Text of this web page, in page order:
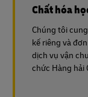
Chất hóa
Chúng tôi
kế riêng và
dịch vụ vận
chức Hàng hải